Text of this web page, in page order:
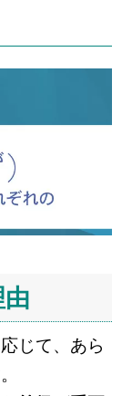
じて、あら